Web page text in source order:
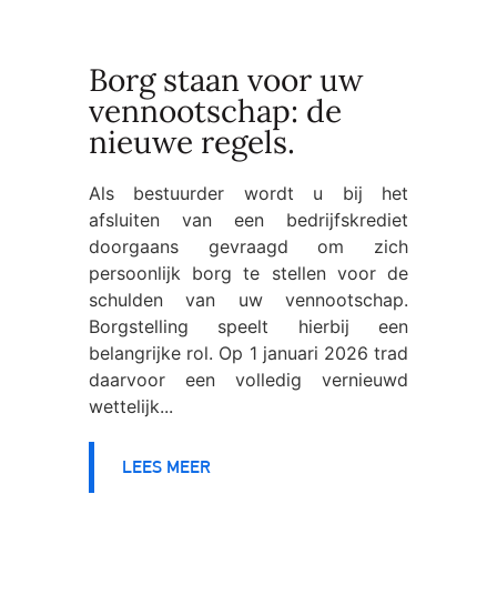
Borg staan voor uw
vennootschap: de
nieuwe regels.
Als bestuurder wordt u bij het
afsluiten van een bedrijfskrediet
doorgaans gevraagd om zich
persoonlijk borg te stellen voor de
schulden van uw vennootschap.
Borgstelling speelt hierbij een
belangrijke rol. Op 1 januari 2026 trad
daarvoor een volledig vernieuwd
wettelijk...
LEES MEER